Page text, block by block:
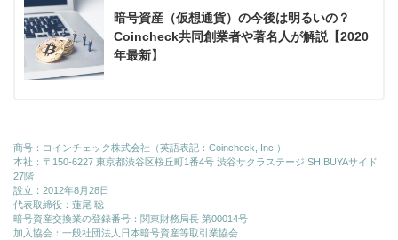
暗号資産（仮想通貨）の今後は明るいの？
Coincheck共同創業者や著名人が解説【2020
年最新】
商号：コインチェック株式会社（英語表記：Coincheck, Inc.）
本社：〒150-6227 東京都渋谷区桜丘町1番4号 渋谷サクラステージ SHIBUYAサイド
27階
設立：2012年8月28日
代表取締役：蓮尾 聡
暗号資産交換業の登録番号：関東財務局長 第00014号
加入協会：一般社団法人日本暗号資産等取引業協会